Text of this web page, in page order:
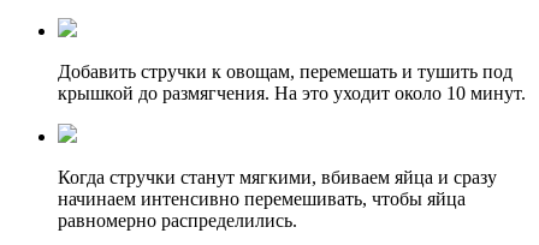
Добавить стручки к овощам, перемешать и тушить под
крышкой до размягчения. На это уходит около 10 минут.
Когда стручки станут мягкими, вбиваем яйца и сразу
начинаем интенсивно перемешивать, чтобы яйца
равномерно распределились.